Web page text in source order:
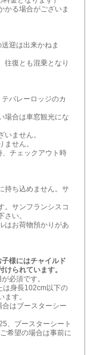
かる場合がございま
迎は出来かねま
往復とも混乗となり
バレーロッジのカ
場合は車窓観光にな
ません。
せん。
チェックアウト時
持ち込めません。サ
。サンフランシスコ
い。
はお荷物預かりがあ
様にはチャイルド
られています。
必須です。
身長102cm以下の
す。
はブースターシー
、ブースターシート
希望の場合は事前に